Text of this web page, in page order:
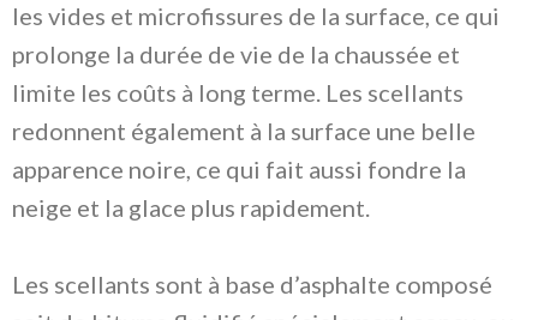
les vides et microfissures de la surface, ce qui
prolonge la durée de vie de la chaussée et
limite les coûts à long terme. Les scellants
redonnent également à la surface une belle
apparence noire, ce qui fait aussi fondre la
neige et la glace plus rapidement.
Les scellants sont à base d’asphalte composé